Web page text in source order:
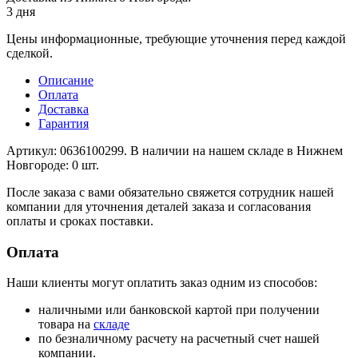
3 дня
Цены информационные, требующие уточнения перед каждой
сделкой.
Описание
Оплата
Доставка
Гарантия
Артикул: 0636100299. В наличии на нашем складе в Нижнем
Новгороде: 0 шт.
После заказа с вами обязательно свяжется сотрудник нашей
компании для уточнения деталей заказа и согласования
оплаты и сроках поставки.
Оплата
Наши клиенты могут оплатить заказ одним из способов:
наличными или банковской картой при получении
товара на складе
по безналичному расчету на расчетный счет нашей
компании.